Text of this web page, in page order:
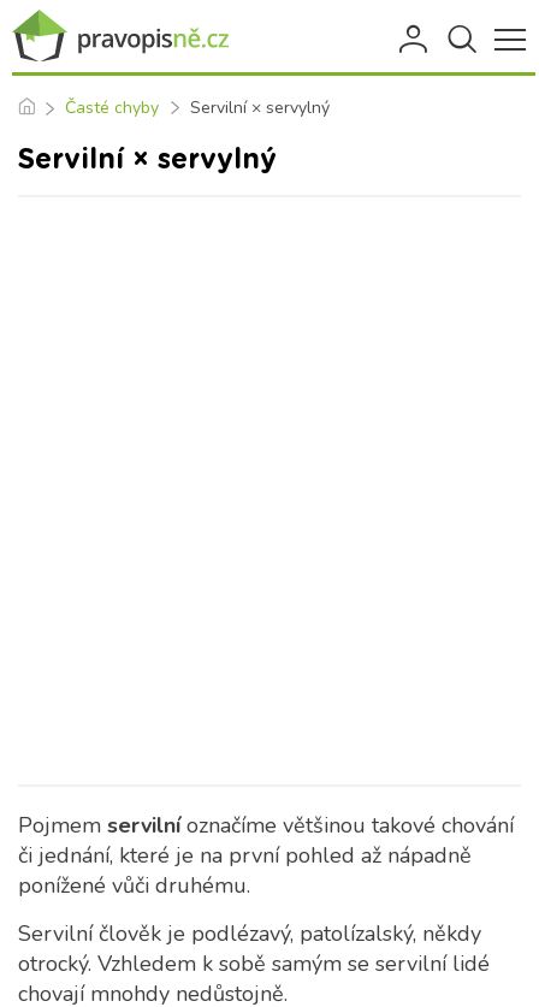
Časté chyby Servilní × servylný
Servilní × servylný
Pojmem servilníoznačíme většinou takové chování
či jednání, které je na první pohled až nápadně
ponížené vůči druhému.
Servilní člověk je podlézavý, patolízalský, někdy
otrocký. Vzhledem k sobě samým se servilní lidé
chovají mnohdy nedůstojně.